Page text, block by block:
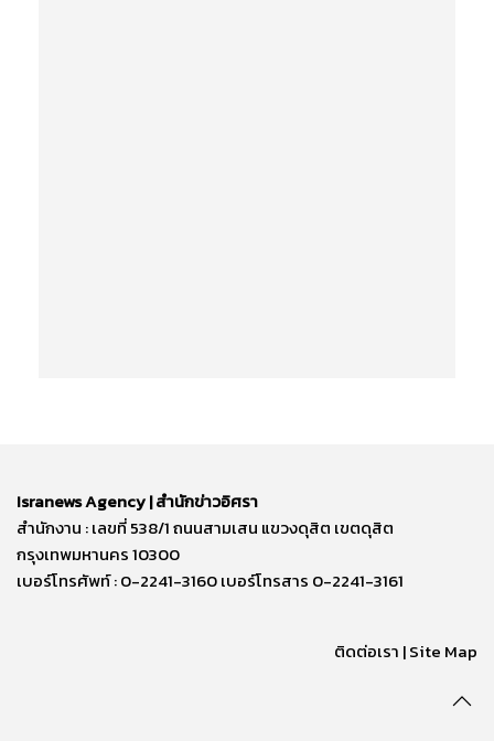
Isranews Agency | สำนักข่าวอิศรา
สำนักงาน : เลขที่ 538/1 ถนนสามเสน แขวงดุสิต เขตดุสิต
กรุงเทพมหานคร 10300
เบอร์โทรศัพท์ : 0-2241-3160 เบอร์โทรสาร 0-2241-3161
ติดต่อเรา | Site Map